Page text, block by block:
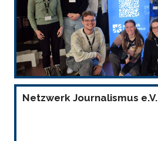
Netzwerk Journalismus e.V.